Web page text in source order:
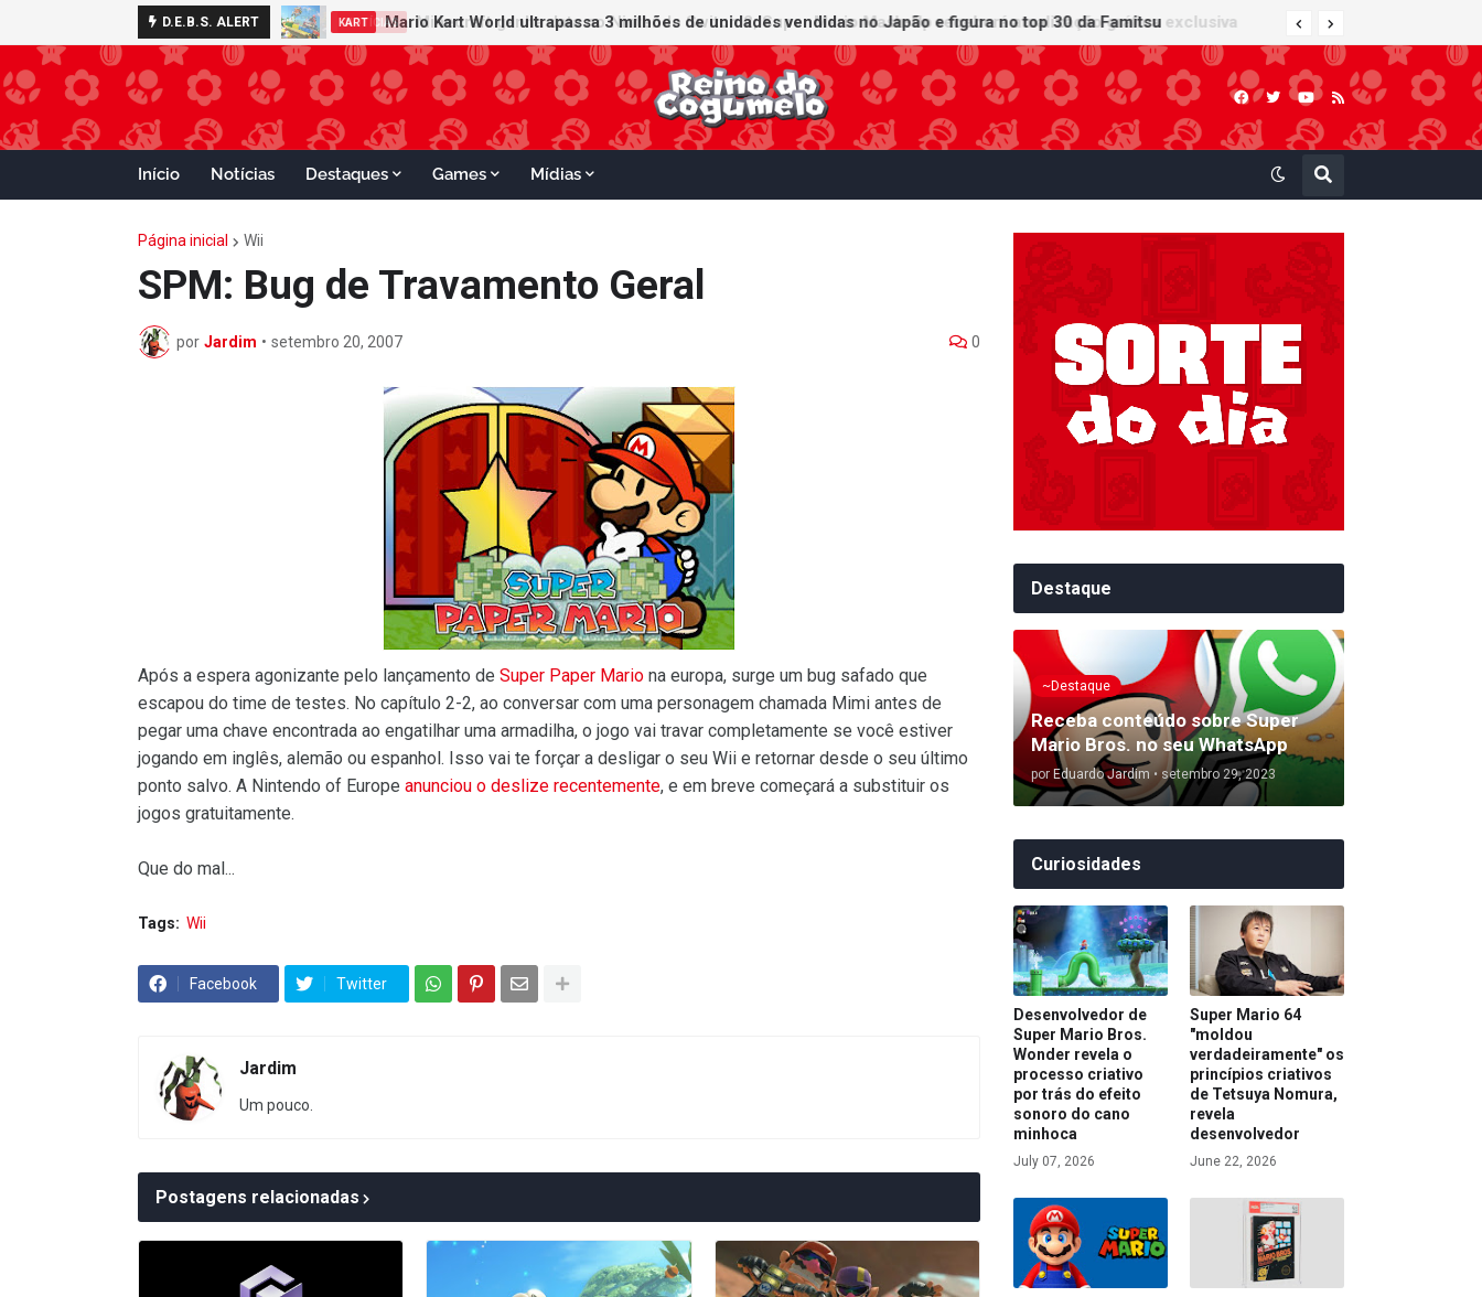
D.E.B.S. ALERT KART Mario Kart World ultrapassa 3 milhões de unidades vendidas no Japão e figura no top 30 da Famitsu
NOTÍCIAS Minecraft ganha data no Nintendo Switch 2; Super Mario Mash-Up receberá atualização gráfica exclusiva
Início Notícias Destaques Games Mídias
Página inicial Wii
SPM: Bug de Travamento Geral
por Jardim • setembro 20, 2007 0
Após a espera agonizante pelo lançamento de Super Paper Mario na europa, surge um bug safado que
escapou do time de testes. No capítulo 2-2, ao conversar com uma personagem chamada Mimi antes de
pegar uma chave encontrada ao engatilhar uma armadilha, o jogo vai travar completamente se você estiver
jogando em inglês, alemão ou espanhol. Isso vai te forçar a desligar o seu Wii e retornar desde o seu último
ponto salvo. A Nintendo of Europe anunciou o deslize recentemente, e em breve começará a substituir os
jogos gratuitamente.
Que do mal...
Tags: Wii
Facebook Twitter
Jardim
Um pouco.
Postagens relacionadas
Destaque
~Destaque
Receba conteúdo sobre Super
Mario Bros. no seu WhatsApp
por Eduardo Jardim • setembro 29, 2023
Curiosidades
Desenvolvedor de
Super Mario Bros.
Wonder revela o
processo criativo
por trás do efeito
sonoro do cano
minhoca
July 07, 2026
Super Mario 64
"moldou
verdadeiramente" os
princípios criativos
de Tetsuya Nomura,
revela
desenvolvedor
June 22, 2026